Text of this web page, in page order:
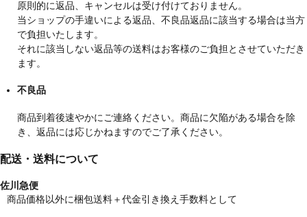
原則的に返品、キャンセルは受け付けておりません。
当ショップの手違いによる返品、不良品返品に該当する場合は当方
で負担いたします。
それに該当しない返品等の送料はお客様のご負担とさせていただき
ます。
不良品
商品到着後速やかにご連絡ください。商品に欠陥がある場合を除
き、返品には応じかねますのでご了承ください。
配送・送料について
佐川急便
商品価格以外に梱包送料＋代金引き換え手数料として